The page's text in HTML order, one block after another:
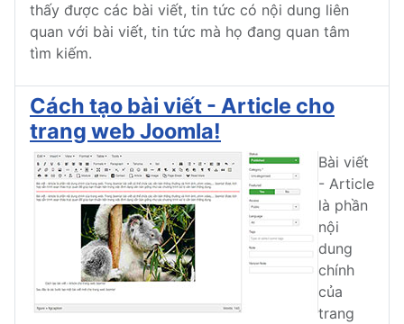
thấy được các bài viết, tin tức có nội dung liên
quan với bài viết, tin tức mà họ đang quan tâm
tìm kiếm.
Cách tạo bài viết - Article cho
trang web Joomla!
Bài viết
- Article
là phần
nội
dung
chính
của
trang